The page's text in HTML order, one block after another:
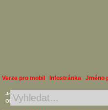
Verze pro mobil Infostránka Jméno
Jméno, Příjmení, Obec
Okres, Kraj, Ročník